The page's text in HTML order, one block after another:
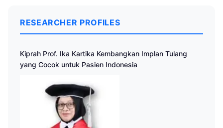
RESEARCHER PROFILES
Kiprah Prof. Ika Kartika Kembangkan Implan Tulang
yang Cocok untuk Pasien Indonesia